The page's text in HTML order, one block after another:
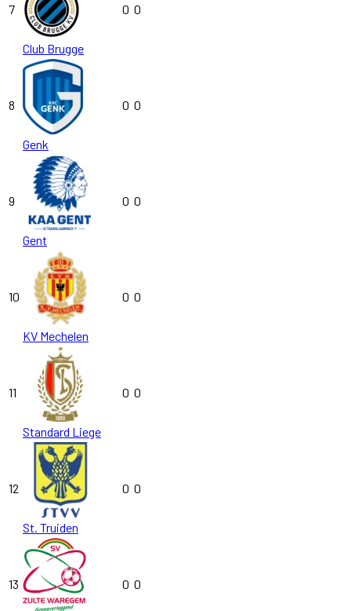
7
Club Brugge
0 0
8
Genk
0 0
9
Gent
0 0
10
KV Mechelen
0 0
11
Standard Liege
0 0
12
St. Truiden
0 0
13 0 0